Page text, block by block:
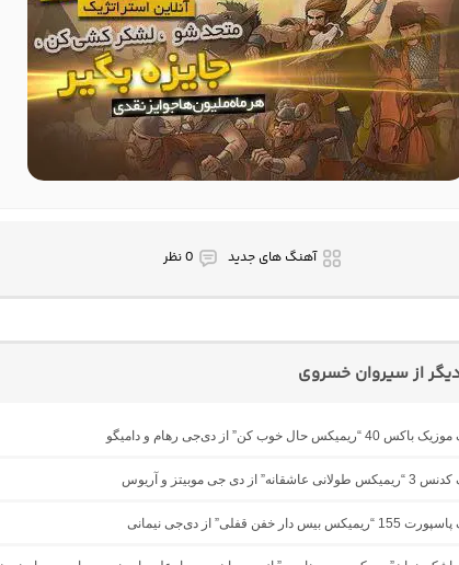
آهنگ های جدید 0 نظر
از سیروان خسروی
حال خوب کن” از دی‌جی رهام و دامیگو
از دی جی موبیتز و آریوس
دار خفن قفلی” از دی‌جی نیمانی